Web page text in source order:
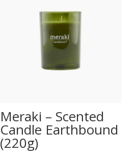
Meraki – Scented
Candle Earthbound
(220g)